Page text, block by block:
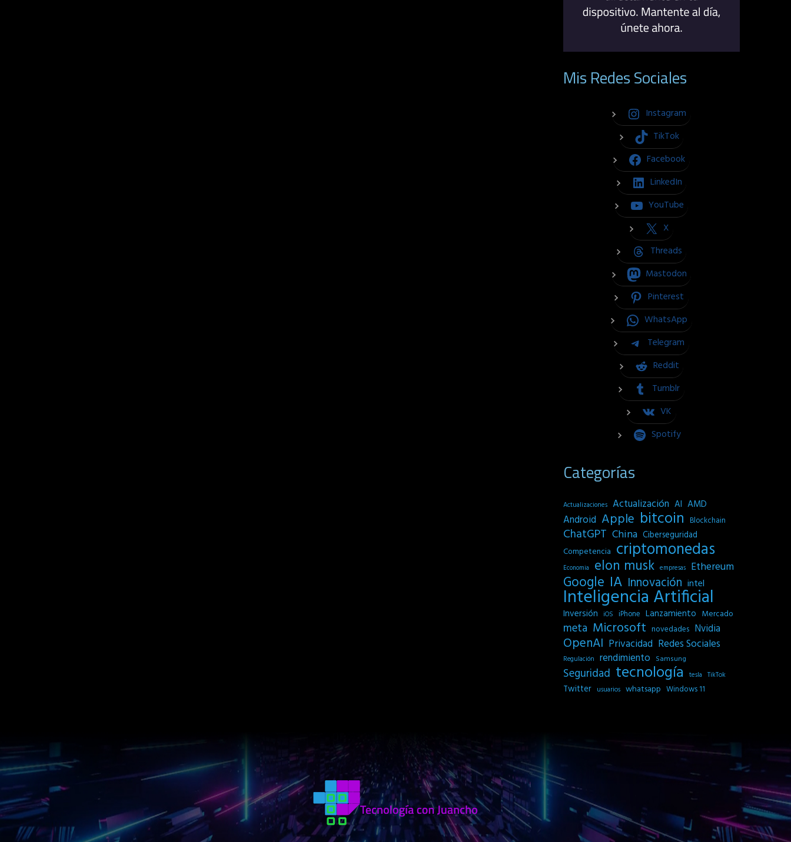
Mis Redes Sociales
Instagram
TikTok
Facebook
LinkedIn
YouTube
X
Threads
Mastodon
Pinterest
WhatsApp
Telegram
Reddit
Tumblr
VK
Spotify
Categorías
Actualizaciones Actualización AI AMD
Android Apple bitcoin Blockchain
ChatGPT China Ciberseguridad
Competencia criptomonedas
Economia elon musk empresas Ethereum
Google IA Innovación intel
Inteligencia Artificial
Inversión iOS iPhone Lanzamiento Mercado
meta Microsoft novedades Nvidia
OpenAI Privacidad Redes Sociales
Regulación rendimiento Samsung
Seguridad tecnología tesla TikTok
Twitter usuarios whatsapp Windows 11